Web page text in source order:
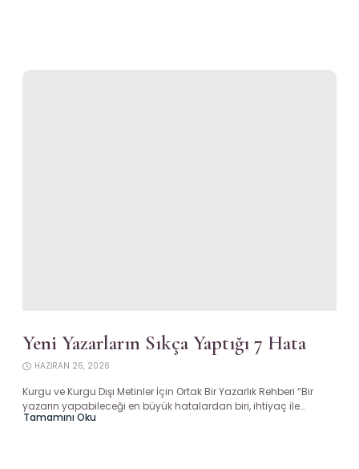
Yeni Yazarların Sıkça Yaptığı 7 Hata
HAZIRAN 26, 2026
Kurgu ve Kurgu Dışı Metinler İçin Ortak Bir Yazarlık Rehberi “Bir
yazarın yapabileceği en büyük hatalardan biri, ihtiyaç ile…
Tamamını Oku
about